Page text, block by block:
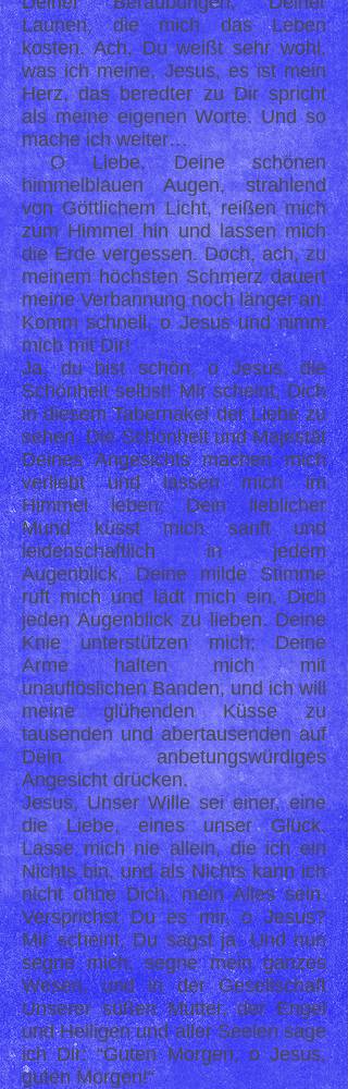
Launen, die mich das Leben
kosten. Ach, Du weißt sehr wohl,
was ich meine, Jesus, es ist mein
Herz, das beredter zu Dir spricht
als meine eigenen Worte. Und so
mache ich weiter…
O Liebe, Deine schönen
himmelblauen Augen, strahlend
von Göttlichem Licht, reißen mich
zum Himmel hin und lassen mich
die Erde vergessen. Doch, ach, zu
meinem höchsten Schmerz dauert
meine Verbannung noch länger an.
Komm schnell, o Jesus und nimm
mich mit Dir!
Ja, du bist schön, o Jesus, die
Schönheit selbst! Mir scheint, Dich
in diesem Tabernakel der Liebe zu
sehen. Die Schönheit und Majestät
Deines Angesichts machen mich
verliebt und lassen mich im
Himmel leben; Dein lieblicher
Mund küsst mich sanft und
leidenschaftlich in jedem
Augenblick, Deine milde Stimme
ruft mich und lädt mich ein, Dich
jeden Augenblick zu lieben. Deine
Knie unterstützen mich; Deine
Arme halten mich mit
unauflöslichen Banden, und ich will
meine glühenden Küsse zu
tausenden und abertausenden auf
Dein anbetungswürdiges
Angesicht drücken.
Jesus, Unser Wille sei einer, eine
die Liebe, eines unser Glück.
Lasse mich nie allein, die ich ein
Nichts bin, und als Nichts kann ich
nicht ohne Dich, mein Alles sein.
Versprichst Du es mir, o Jesus?
Mir scheint, Du sagst ja. Und nun
segne mich, segne mein ganzes
Wesen, und in der Gesellschaft
Unserer süßen Mutter, der Engel
und Heiligen und aller Seelen sage
ich Dir: “Guten Morgen, o Jesus,
guten Morgen!“